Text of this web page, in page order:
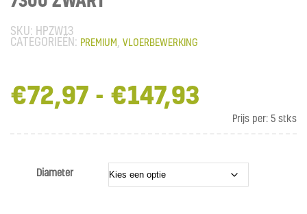
HPZW13
CATEGORIEËN: PREMIUM VLOERBEWERKING
€72,97 - €147,93
€72,97
€147,93
Prijs per: 5 stks
Diameter